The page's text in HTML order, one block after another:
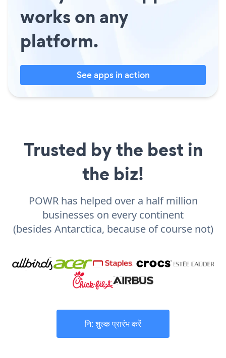
works on any
platform.
See apps in action
Trusted by the best in
the biz!
POWR has helped over a half million
businesses on every continent
(besides Antarctica, because of course not)
नि: शुल्क प्रारंभ करें